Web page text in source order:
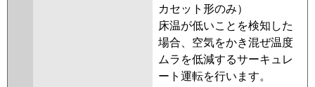
RCID-GP56RSH9 RCID-GP56RSH8
RCID-GP56RSH7 RCID-GP56RSH6
RCID-GP56RSH5 RCID-GP56RSH4
RCID-GP56RSH3 RCID-
GP56RSH2
カセット形のみ）
床温が低いことを検知した
場合、空気をかき混ぜ温度
ムラを低減するサーキュレ
ート運転を行います。